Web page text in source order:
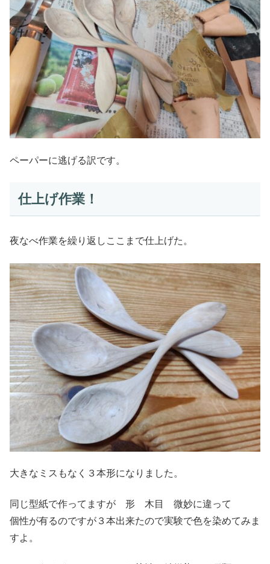
ペーパーに逃げる訳です。
仕上げ作業！
夜なべ作業を繰り返しここまで仕上げた。
大きなミスもなく３本形になりました。
同じ型紙で作ってますが 形 木目 微妙に違って
個性が有るのですが３本出来たので実験で色を染めてみま
すよ。